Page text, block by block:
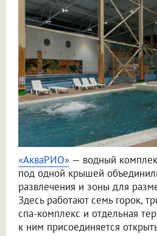
«АкваРИО» — водный
под одной крышей
развлечения и зоны для
Здесь работают семь горок,
спа-комплекс и отдельная
к ним присоединяется